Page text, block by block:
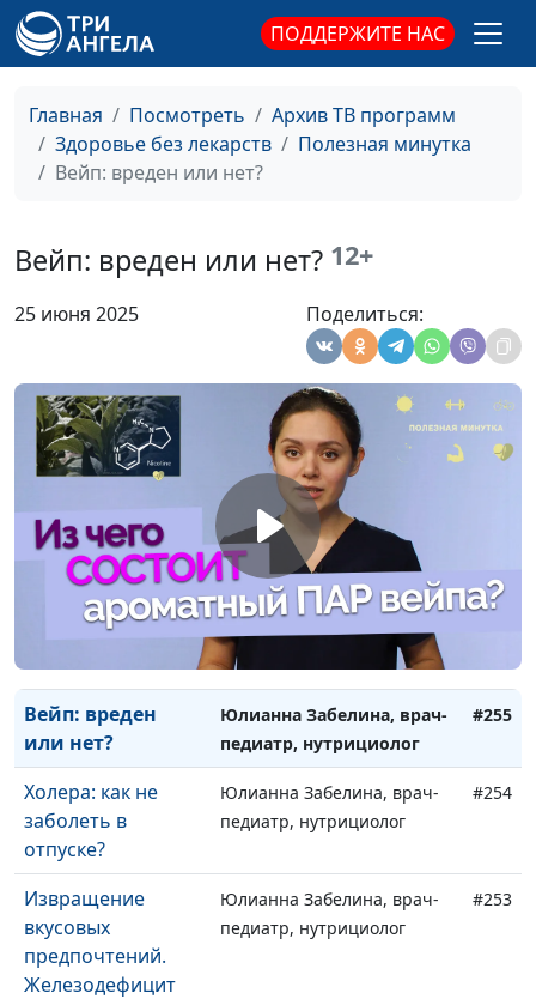
ПОДДЕРЖИТЕ НАС
Главная Посмотреть
Архив ТВ программ
Здоровье без лекарств
Полезная минутка
Вейп: вреден или нет?
Вейп: вреден или нет? 12+
25 июня 2025 Поделиться:
Как правильно
носить шарф
Юлианна Забелина, врач-
педиатр, нутрициолог
Вейп: вреден
или нет?
Юлианна Забелина, врач-
педиатр, нутрициолог
#255
Холера: как не
заболеть в
отпуске?
Юлианна Забелина, врач-
педиатр, нутрициолог
#254
Извращение
вкусовых
предпочтений.
Железодефицит
Юлианна Забелина, врач-
педиатр, нутрициолог
#253